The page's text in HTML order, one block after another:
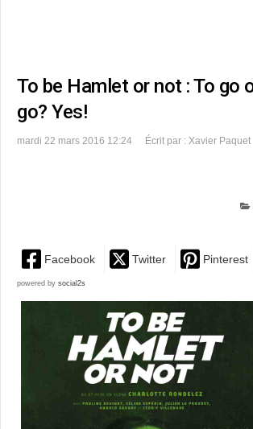
To be Hamlet or not : To go
go? Yes!
mardi 22 mars 2016 12:24 Écrit par : Xavier Paquet
Facebook Twitter Pinterest
powered by social2s